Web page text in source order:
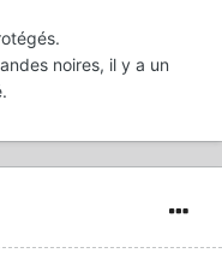
noires, il y a un